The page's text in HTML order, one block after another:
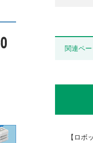
関連ペ
【ロボ